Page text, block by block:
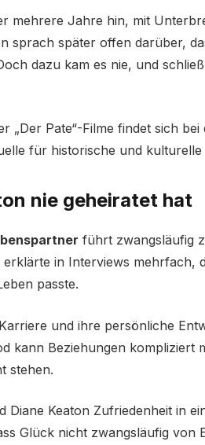
mehrere Jahre hin, mit
sprach später offen darüber,
dazu kam es nie, und
„Der Pate“-Filme findet sich
für historische und
nie geheiratet hat
führt zwangsläufig
in Interviews mehrfach,
passte.
und ihre persönliche
kann Beziehungen kompliziert
stehen.
Diane Keaton Zufriedenheit in
Glück nicht zwangsläufig von